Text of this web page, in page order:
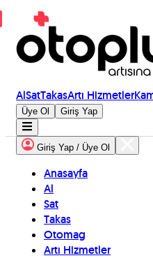
AlSatTakasArtı Hizmetler
Üye Ol Giriş Yap
Giriş Yap / Üye Ol
Anasayfa
Al
Sat
Takas
Otomag
Artı Hizmetler